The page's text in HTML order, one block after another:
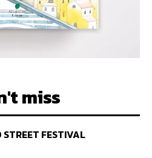
miss
STREET FESTIVAL